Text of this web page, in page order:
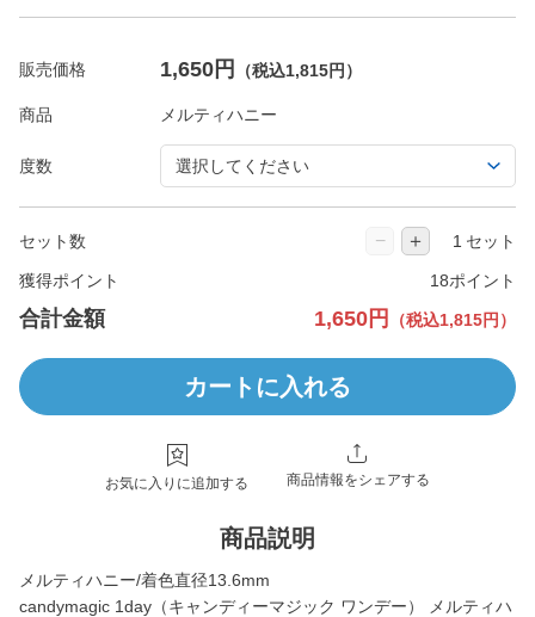
販売価格 1,650円 （税込1,815円）
商品
度数
セット数 − ＋ セット
獲得ポイント 18ポイント
合計金額 1,650円 （税込1,815円）
カートに入れる
お気に入りに追加する 商品情報をシェアする
商品説明
メルティハニー/着色直径13.6mm
candymagic 1day（キャンディーマジック ワンデー） メルティハ